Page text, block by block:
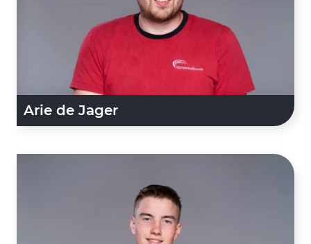
Arie de Jager